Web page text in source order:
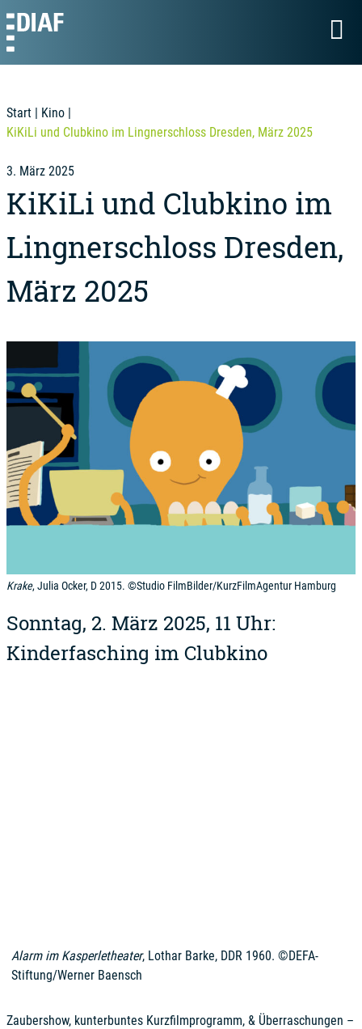
Start | Kino |
KiKiLi und Clubkino im Lingnerschloss Dresden, März 2025
3. März 2025
KiKiLi und Clubkino im
Lingnerschloss Dresden,
März 2025
Krake, Julia Ocker, D 2015. ©Studio FilmBilder/KurzFilmAgentur Hamburg
Sonntag, 2. März 2025, 11 Uhr:
Kinderfasching im Clubkino
Alarm im Kasperletheater, Lothar Barke, DDR 1960. ©DEFA-
Stiftung/Werner Baensch
Zaubershow, kunterbuntes Kurzfilmprogramm, & Überraschungen –